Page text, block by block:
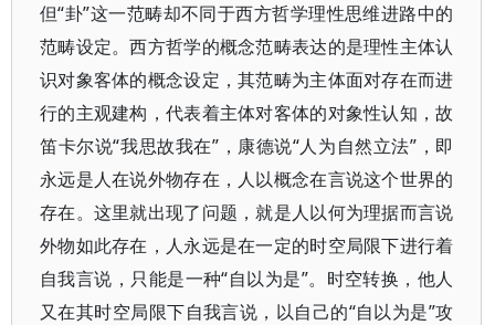
但“卦”这一范畴却不同于西方哲学理性思维进路中的
范畴设定。西方哲学的概念范畴表达的是理性主体认
识对象客体的概念设定，其范畴为主体面对存在而进
行的主观建构，代表着主体对客体的对象性认知，故
笛卡尔说“我思故我在”，康德说“人为自然立法”，即
永远是人在说外物存在，人以概念在言说这个世界的
存在。这里就出现了问题，就是人以何为理据而言说
外物如此存在，人永远是在一定的时空局限下进行着
自我言说，只能是一种“自以为是”。时空转换，他人
又在其时空局限下自我言说，以自己的“自以为是”攻